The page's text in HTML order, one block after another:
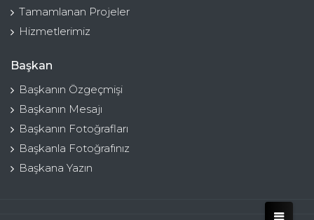
Tamamlanan Projeler
Hizmetlerimiz
Başkan
Başkanın Özgeçmişi
Başkanın Mesajı
Başkanın Fotoğrafları
Başkanla Fotoğrafınız
Başkana Yazın